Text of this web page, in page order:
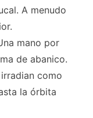
A menudo
mano por
de abanico.
como
la órbita